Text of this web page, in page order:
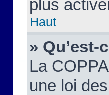
plus
Haut
» Qu’est-
La
une loi